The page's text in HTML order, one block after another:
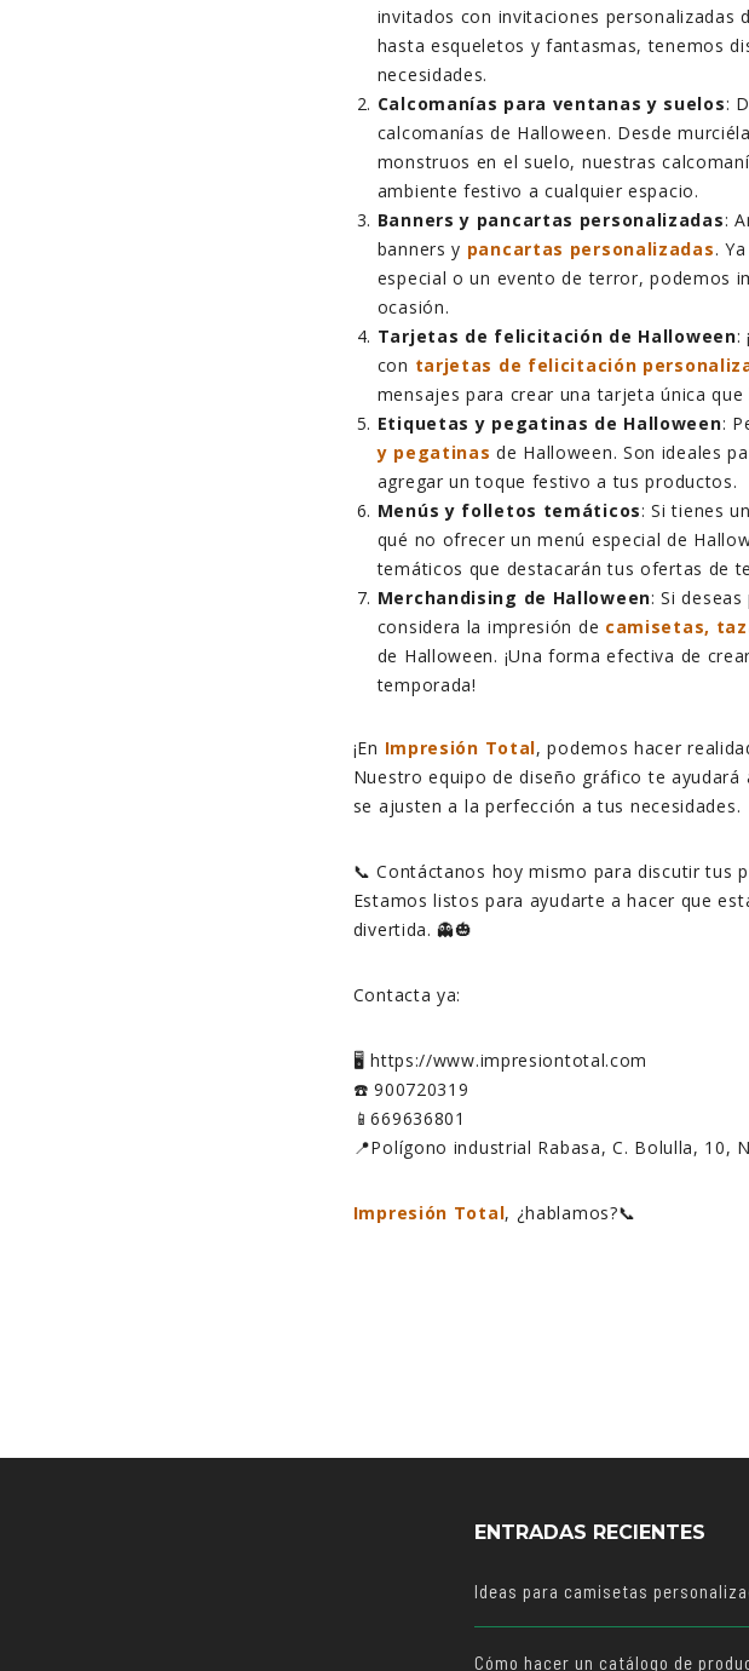
invitados con invitaciones personalizadas
hasta esqueletos y fantasmas, tenemos
necesidades.
Calcomanías para ventanas y suelos:
calcomanías de Halloween. Desde
monstruos en el suelo, nuestras
ambiente festivo a cualquier espacio.
Banners y pancartas personalizadas:
banners y pancartas personalizadas.
especial o un evento de terror, podemos
ocasión.
Tarjetas de felicitación de Halloween:
con tarjetas de felicitación
mensajes para crear una tarjeta única
Etiquetas y pegatinas de Halloween:
y pegatinas de Halloween. Son ideales
agregar un toque festivo a tus productos.
Menús y folletos temáticos: Si tienes
qué no ofrecer un menú especial de
temáticos que destacarán tus ofertas de
Merchandising de Halloween: Si
considera la impresión de camisetas,
de Halloween. ¡Una forma efectiva de
temporada!
¡En Impresión Total, podemos hacer
Nuestro equipo de diseño gráfico te
se ajusten a la perfección a tus necesidades.
📞 Contáctanos hoy mismo para discutir tus
Estamos listos para ayudarte a hacer que
divertida. 👻🎃
Contacta ya:
🖥️ https://www.impresiontotal.com
☎️ 900720319
📱669636801
📍Polígono industrial Rabasa, C. Bolulla, 10,
Impresión Total, ¿hablamos?📞
ENTRADAS RECIENTES
Ideas para camisetas
Cómo hacer un catálogo de